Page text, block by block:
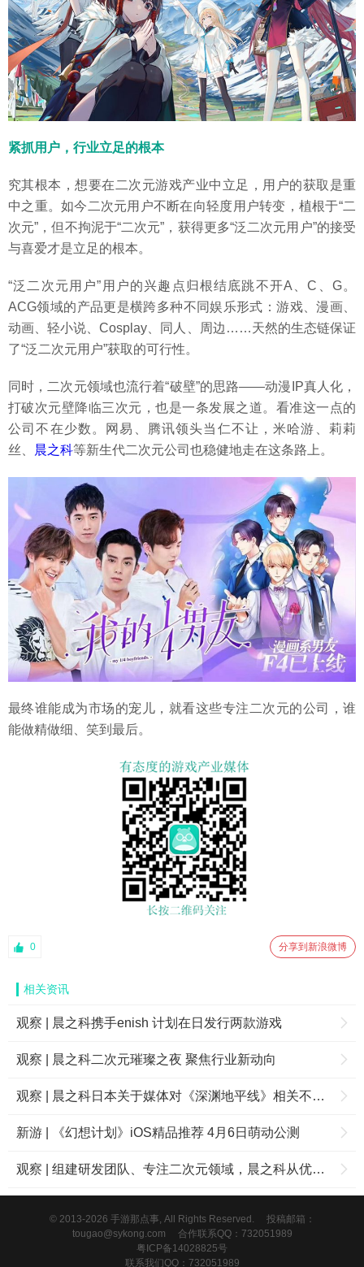
紧抓用户，行业立足的根本
究其根本，想要在二次元游戏产业中立足，用户的获取是重
中之重。如今二次元用户不断在向轻度用户转变，植根于“二
次元”，但不拘泥于“二次元”，获得更多“泛二次元用户”的接受
与喜爱才是立足的根本。
“泛二次元用户”用户的兴趣点归根结底跳不开A、C、G。
ACG领域的产品更是横跨多种不同娱乐形式：游戏、漫画、
动画、轻小说、Cosplay、同人、周边……天然的生态链保证
了“泛二次元用户”获取的可行性。
同时，二次元领域也流行着“破壁”的思路——动漫IP真人化，
打破次元壁降临三次元，也是一条发展之道。看准这一点的
公司不在少数。网易、腾讯领头当仁不让，米哈游、莉莉
丝、
晨之科等新生代二次元公司也稳健地走在这条路上。
最终谁能成为市场的宠儿，就看这些专注二次元的公司，谁
能做精做细、笑到最后。
0 分享到新浪微博
相关资讯
观察 | 晨之科携手enish 计划在日发行两款游戏
观察 | 晨之科二次元璀璨之夜 聚焦行业新动向
观察 | 晨之科日本关于媒体对《深渊地平线》相关不实报道发布声明
新游 | 《幻想计划》iOS精品推荐 4月6日萌动公测
观察 | 组建研发团队、专注二次元领域，晨之科从优秀游戏厂商到成超级游戏大厂进化之路
© 2013-2026 手游那点事, All Rights Reserved.
投稿邮箱：
tougao@sykong.com 合作联系QQ：732051989
粤ICP备14028825号
联系我们QQ：732051989